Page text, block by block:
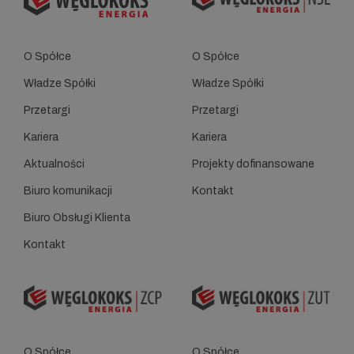
O Spółce
Władze Spółki
Przetargi
Kariera
Aktualności
Biuro komunikacji
Biuro Obsługi Klienta
Kontakt
O Spółce
Władze Spółki
Przetargi
Kariera
Projekty dofinansowane
Kontakt